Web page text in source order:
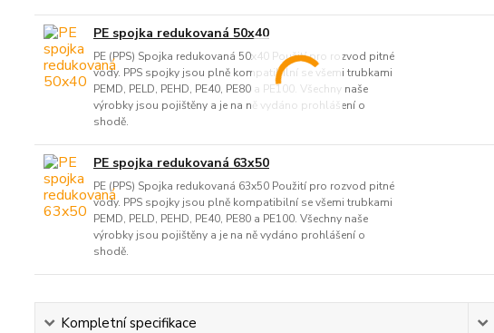
PE spojka redukovaná 50x40
PE (PPS) Spojka redukovaná 50x40 Použití pro rozvod pitné
vody. PPS spojky jsou plně kompatibilní se všemi trubkami
PEMD, PELD, PEHD, PE40, PE80 a PE100. Všechny naše
výrobky jsou pojištěny a je na ně vydáno prohlášení o
shodě.
PE spojka redukovaná 63x50
PE (PPS) Spojka redukovaná 63x50 Použití pro rozvod pitné
vody. PPS spojky jsou plně kompatibilní se všemi trubkami
PEMD, PELD, PEHD, PE40, PE80 a PE100. Všechny naše
výrobky jsou pojištěny a je na ně vydáno prohlášení o
shodě.
Kompletní specifikace